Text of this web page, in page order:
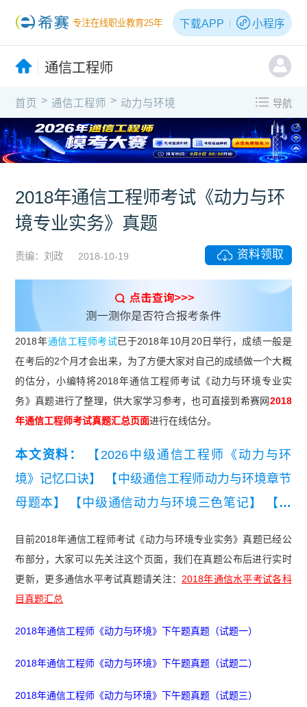
专注在线职业教育25年 下载APP 小程序
通信工程师
首页 > 通信工程师 > 动力与环境 导航
X
2018年通信工程师考试《动力与环
境专业实务》真题
责编：刘政 2018-10-19 资料领取
2018年通信工程师考试已于2018年10月20日举行，成绩一般是
在考后的2个月才会出来，为了方便大家对自己的成绩做一个大概
的估分，小编特将2018年通信工程师考试《动力与环境专业实
务》真题进行了整理，供大家学习参考，也可直接到希赛网2018
年通信工程师考试真题汇总页面进行在线估分。
本文资料：
【2026中级通信工程师《动力与环
境》记忆口诀】
【中级通信工程师动力与环境章节
母题本】
【中级通信动力与环境三色笔记】
【中
工程师综合能力真题（考生回忆版）】
【2026年
中级通信工程师动力与环境知识点集锦】 【2025
年中级通信工程师交换技术真题（考生回忆版）】
【中级通信工程师动力与环境全真模拟密卷及答
环境真题及答案（完整版）.pdf】
目前2018年通信工程师考试《动力与环境专业实务》真题已经公
布部分，大家可以先关注这个页面，我们在真题公布后进行实时
更新，更多通信水平考试真题请关注： 2018年通信水平考试各科
目真题汇总
2018年通信工程师《动力与环境》下午题真题（试题一）
2018年通信工程师《动力与环境》下午题真题（试题二）
2018年通信工程师《动力与环境》下午题真题（试题三）